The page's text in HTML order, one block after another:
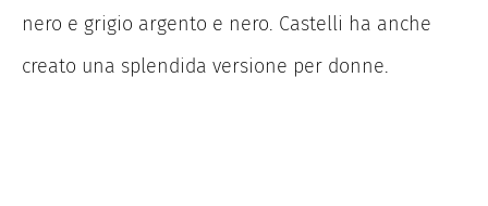
nero e grigio argento e nero. Castelli ha anche
creato una splendida versione per donne.